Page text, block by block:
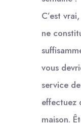
C’est
ne
vous
service
effectuez
maison.